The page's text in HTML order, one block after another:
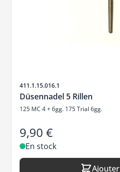
SKU
411.1.15.016.1
Düsennadel 5 Rillen
125 MC 4 + 6gg. 175 Trial 6gg.
9,90 €
En stock
Ajouter